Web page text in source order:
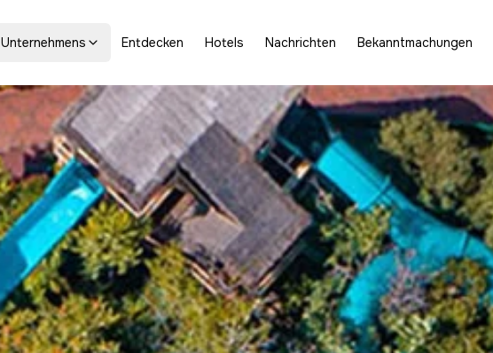
Unternehmens Entdecken Hotels Nachrichten Bekanntmachungen